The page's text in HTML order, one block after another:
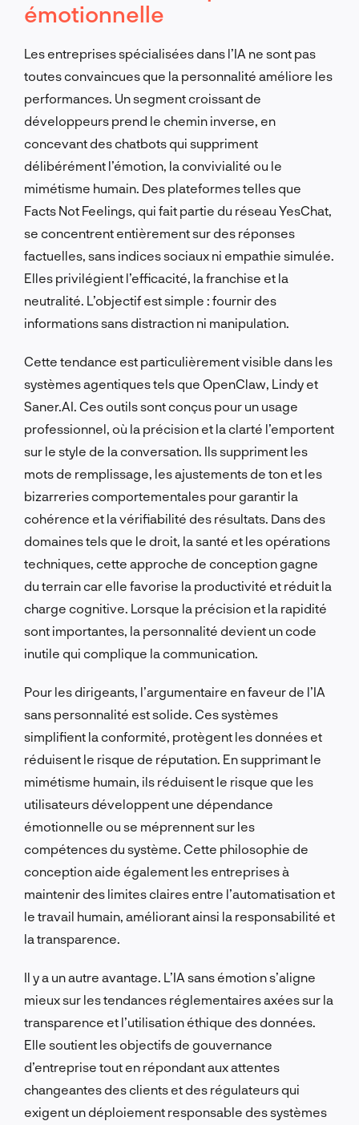
émotionnelle
Les entreprises spécialisées dans l’IA ne sont pas
toutes convaincues que la personnalité améliore les
performances. Un segment croissant de
développeurs prend le chemin inverse, en
concevant des chatbots qui suppriment
délibérément l’émotion, la convivialité ou le
mimétisme humain. Des plateformes telles que
Facts Not Feelings, qui fait partie du réseau YesChat,
se concentrent entièrement sur des réponses
factuelles, sans indices sociaux ni empathie simulée.
Elles privilégient l’efficacité, la franchise et la
neutralité. L’objectif est simple : fournir des
informations sans distraction ni manipulation.
Cette tendance est particulièrement visible dans les
systèmes agentiques tels que OpenClaw, Lindy et
Saner.AI. Ces outils sont conçus pour un usage
professionnel, où la précision et la clarté l’emportent
sur le style de la conversation. Ils suppriment les
mots de remplissage, les ajustements de ton et les
bizarreries comportementales pour garantir la
cohérence et la vérifiabilité des résultats. Dans des
domaines tels que le droit, la santé et les opérations
techniques, cette approche de conception gagne
du terrain car elle favorise la productivité et réduit la
charge cognitive. Lorsque la précision et la rapidité
sont importantes, la personnalité devient un code
inutile qui complique la communication.
Pour les dirigeants, l’argumentaire en faveur de l’IA
sans personnalité est solide. Ces systèmes
simplifient la conformité, protègent les données et
réduisent le risque de réputation. En supprimant le
mimétisme humain, ils réduisent le risque que les
utilisateurs développent une dépendance
émotionnelle ou se méprennent sur les
compétences du système. Cette philosophie de
conception aide également les entreprises à
maintenir des limites claires entre l’automatisation et
le travail humain, améliorant ainsi la responsabilité et
la transparence.
Il y a un autre avantage. L’IA sans émotion s’aligne
mieux sur les tendances réglementaires axées sur la
transparence et l’utilisation éthique des données.
Elle soutient les objectifs de gouvernance
d’entreprise tout en répondant aux attentes
changeantes des clients et des régulateurs qui
exigent un déploiement responsable des systèmes